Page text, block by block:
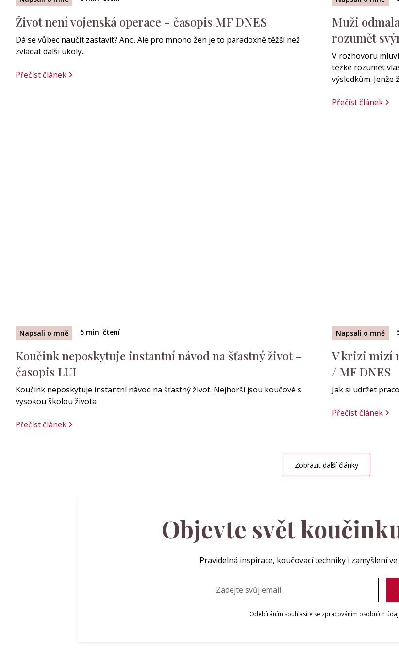
Život není vojenská operace - časopis MF DNES
Dá se vůbec naučit zastavit? Ano. Ale pro mnoho žen je to paradoxně těžší než
zvládat další úkoly.
Přečíst článek
Muži
rozumět
V rozhovoru
těžké rozumět
výsledkům.
Přečíst článek
Napsali o mně 5 min. čtení
Koučink neposkytuje instantní návod na šťastný život –
časopis LUI
Koučink neposkytuje instantní návod na šťastný život. Nejhorší jsou koučové s
vysokou školou života
Přečíst článek
Napsali o mně
V krizi mizí
/ MF DNES
Jak si udržet
Přečíst článek
Zobrazit další články
Objevte svět
Pravidelná inspirace, koučovací techniky i zamyšlení
Odebíráním souhlasíte se zpracováním osobních